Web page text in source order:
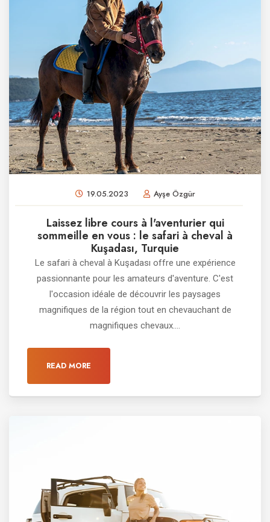
19.05.2023 Ayşe Özgür
Laissez libre cours à l'aventurier qui
sommeille en vous : le safari à cheval à
Kuşadası, Turquie
Le safari à cheval à Kuşadası offre une expérience
passionnante pour les amateurs d'aventure. C'est
l'occasion idéale de découvrir les paysages
magnifiques de la région tout en chevauchant de
magnifiques chevaux....
READ MORE